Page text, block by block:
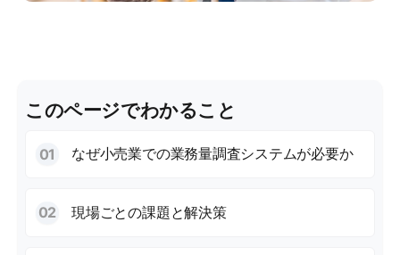
このページでわかること
なぜ小売業での業務量調査システムが必要か
現場ごとの課題と解決策